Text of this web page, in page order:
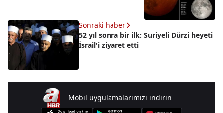
Sonraki haber
52 yıl sonra bir ilk: Suriyeli Dürzi heyeti
İsrail'i ziyaret etti
Mobil uygulamalarımızı indirin